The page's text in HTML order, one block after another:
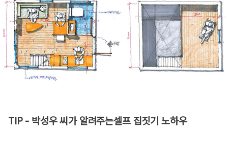
TIP - 박성우 씨가 알려주는셀프 집짓기 노하우